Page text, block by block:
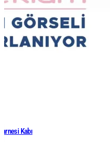
Kabı